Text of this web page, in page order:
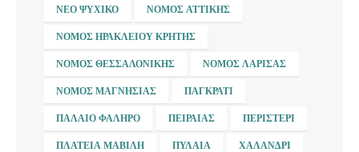
ΝΈΟ ΨΥΧΙΚΌ ΝΟΜΌΣ ΑΤΤΙΚΉΣ
ΝΟΜΌΣ ΗΡΑΚΛΕΊΟΥ ΚΡΉΤΗΣ
ΝΟΜΌΣ ΘΕΣΣΑΛΟΝΊΚΗΣ ΝΟΜΌΣ ΛΆΡΙΣΑΣ
ΝΟΜΌΣ ΜΑΓΝΗΣΊΑΣ ΠΑΓΚΡΆΤΙ
ΠΑΛΑΙΌ ΦΆΛΗΡΟ ΠΕΙΡΑΙΆΣ ΠΕΡΙΣΤΈΡΙ
ΠΛΑΤΕΊΑ ΜΑΒΊΛΗ ΠΥΛΑΊΑ ΧΑΛΆΝΔΡΙ